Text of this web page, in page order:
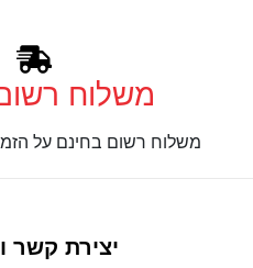
משלוח
משלוח רשום בחינם על הזמנות
יצירת קשר